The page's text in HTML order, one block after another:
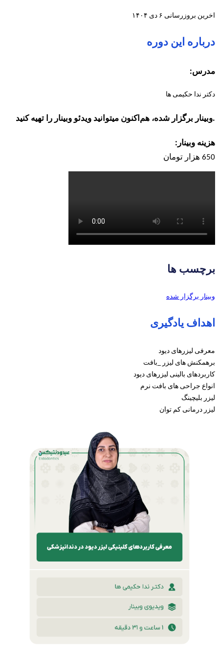
اخرین بروزرسانی ۶ دی ۱۴۰۴
درباره این دوره
مدرس:
دکتر ندا حکیمی ها
.وبینار برگزار شده، هم‌اکنون میتوانید ویدئو وبینار را تهیه کنید
هزینه وبینار:
650 هزار تومان
برچسب ها
وبینار برگزار شده
اهداف یادگیری
معرفی لیزرهای دیود
برهمکنش های لیزر _بافت
کاربردهای بالینی لیزرهای دیود
انواع جراحی های بافت نرم
لیزر بلیچینگ
لیزر درمانی کم توان